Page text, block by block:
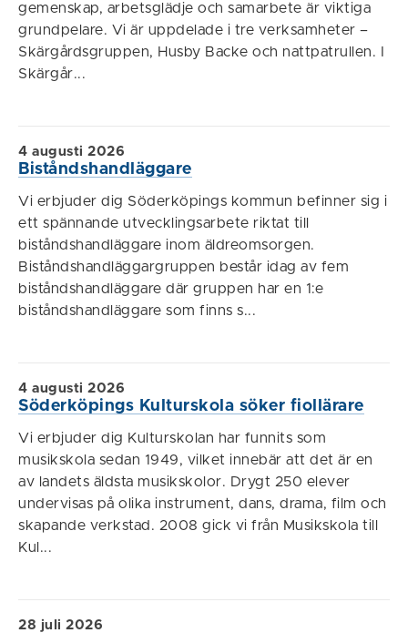
gemenskap, arbetsglädje och samarbete är viktiga
grundpelare. Vi är uppdelade i tre verksamheter –
Skärgårdsgruppen, Husby Backe och nattpatrullen. I
Skärgår...
Biståndshandläggare
4 augusti 2026
Vi erbjuder dig Söderköpings kommun befinner sig i
ett spännande utvecklingsarbete riktat till
biståndshandläggare inom äldreomsorgen.
Biståndshandläggargruppen består idag av fem
biståndshandläggare där gruppen har en 1:e
biståndshandläggare som finns s...
Söderköpings Kulturskola söker fiollärare
4 augusti 2026
Vi erbjuder dig Kulturskolan har funnits som
musikskola sedan 1949, vilket innebär att det är en
av landets äldsta musikskolor. Drygt 250 elever
undervisas på olika instrument, dans, drama, film och
skapande verkstad. 2008 gick vi från Musikskola till
Kul...
28 juli 2026